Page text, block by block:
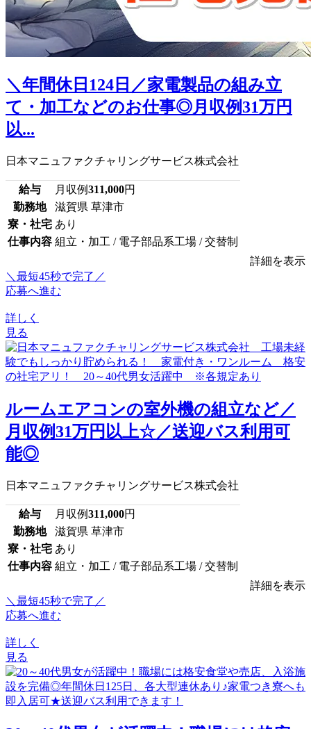
＼年間休日124日／家電製品の組み立
て・加工などのお仕事◎月収例31万円
以...
日本マニュファクチャリングサービス株式会社
給与 月収例311,000円
勤務地
滋賀県 草津市
寮・社宅 あり
仕事内容 組立・加工 / 電子部品系工場 / 交替制
詳細を表示
＼最短45秒で完了／
応募へ進む
詳しく
見る
ルームエアコンの室外機の組立など／
月収例31万円以上☆／送迎バス利用可
能◎
日本マニュファクチャリングサービス株式会社
給与 月収例311,000円
勤務地
滋賀県 草津市
寮・社宅 あり
仕事内容 組立・加工 / 電子部品系工場 / 交替制
詳細を表示
＼最短45秒で完了／
応募へ進む
詳しく
見る